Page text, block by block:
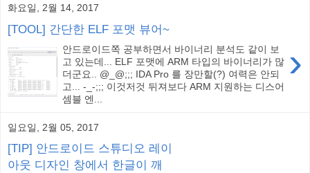
화요일, 2월 14, 2017
[TOOL] 간단한 ELF 포맷 뷰어~
›
안드로이드쪽 공부하면서 바이너리 분석도 같이 보
고 있는데... ELF 포맷에 ARM 타입의 바이너리가 많
더군요.. @_@;;; IDA Pro 를 장만할(?) 여력은 안되
고... -_-;;; 이것저것 뒤져보다 ARM 지원하는 디스어
셈블 엔...
일요일, 2월 05, 2017
[TIP] 안드로이드 스튜디오 레이
아웃 디자인 창에서 한글이 깨